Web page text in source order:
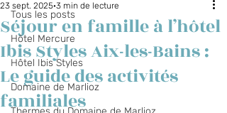
Tous les posts
Hôtel Mercure
Hôtel Ibis Styles
Domaine de Marlioz
Séjour en famille à l’hôtel
Ibis Styles Aix-les-Bains :
Le guide des activités
familiales
23 sept. 2025 3 min de lecture